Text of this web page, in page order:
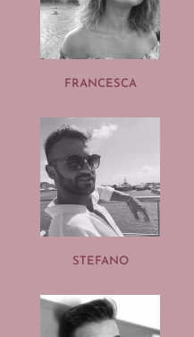
FRANCESCA
STEFANO